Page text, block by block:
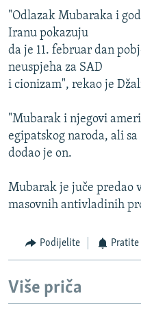
POST SCRIPTUM
MOJA EVROPA
TRI DECENIJE OD RATA U BIH
SVE KARTE DEJTONA
"Odlazak Mubaraka i
Iranu pokazuju
da je 11. februar dan
neuspjeha za SAD
i cionizam", rekao je
"Mubarak i njegovi
egipatskog naroda, ali
dodao je on.
Mubarak je juče predao
masovnih antivladinih
Podijelite Pratite
Više priča